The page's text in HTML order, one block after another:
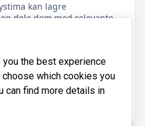
kan lagre
dele dem med relevante
hjelpe meg å finne
Få tilbud
the best experience
choose which cookies you
can find more details in